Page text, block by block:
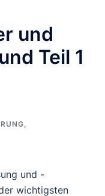
und
Teil 1
und -
wichtigsten